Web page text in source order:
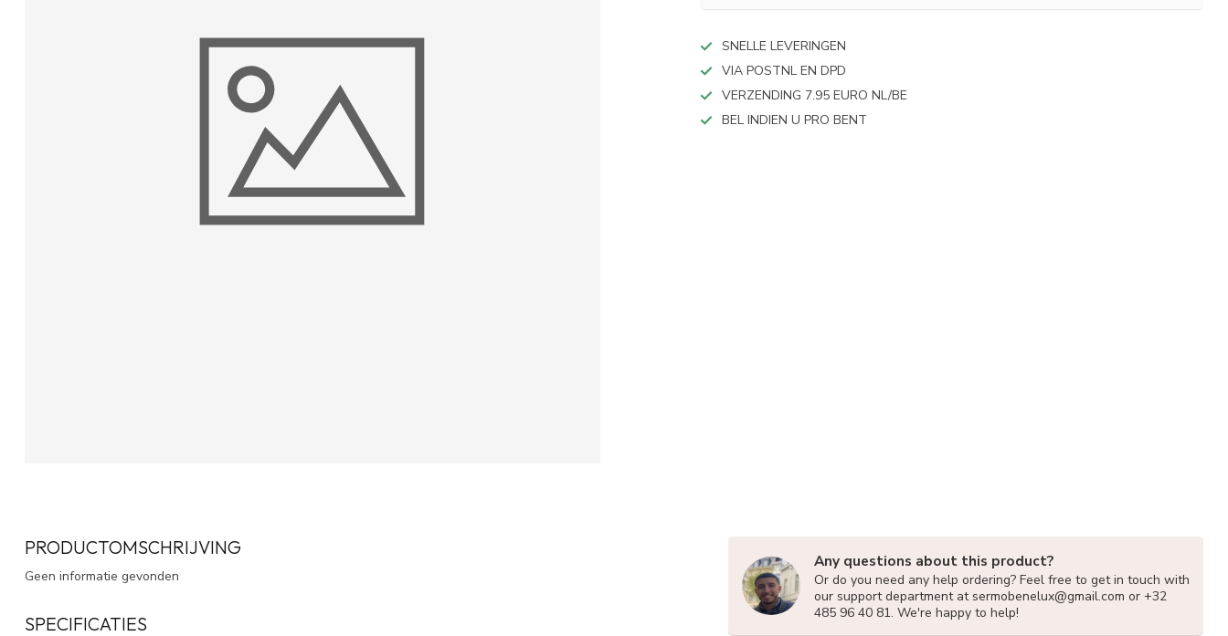
SNELLE LEVERINGEN
VIA POSTNL EN DPD
VERZENDING 7.95 EURO NL/BE
BEL INDIEN U PRO BENT
PRODUCTOMSCHRIJVING
Geen informatie gevonden
SPECIFICATIES
Any questions about this product?
Or do you need any help ordering? Feel free to get in touch with
our support department at sermobenelux@gmail.com or +32
485 96 40 81. We're happy to help!